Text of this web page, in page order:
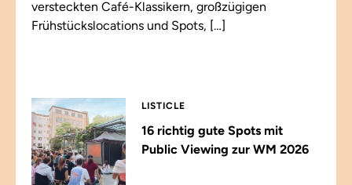
versteckten Café-Klassikern, großzügigen
Frühstückslocations und Spots, […]
LISTICLE
16 richtig gute Spots mit
Public Viewing zur WM 2026